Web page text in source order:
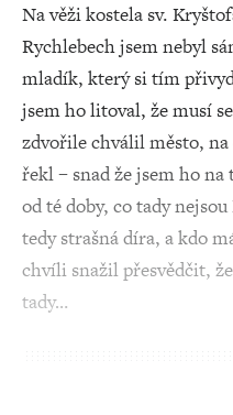
Na věži kostela sv.
Rychlebech jsem nebyl
mladík, který si tím
jsem ho litoval, že musí
zdvořile chválil město,
řekl – snad že jsem ho
od té doby, co tady
tedy strašná díra, a kdo
chvíli snažil přesvědčit,
tady…